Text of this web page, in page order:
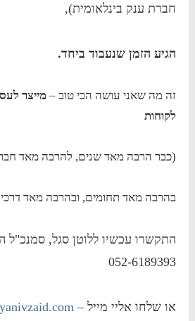
חברת ענק בינלאומית),
הגיע הזמן שנעבוד ביחד.
זה מה שאני עושה הכי טוב –מייצר
לקוחות
(כבר הרבה מאד שנים, להרבה מאד
בהרבה מאד תחומים, ובהרבה מאד
התקשרו עכשיו ללוטן סגל, סמנכ"ל
052-6189393
או שלחו אליי מייל –